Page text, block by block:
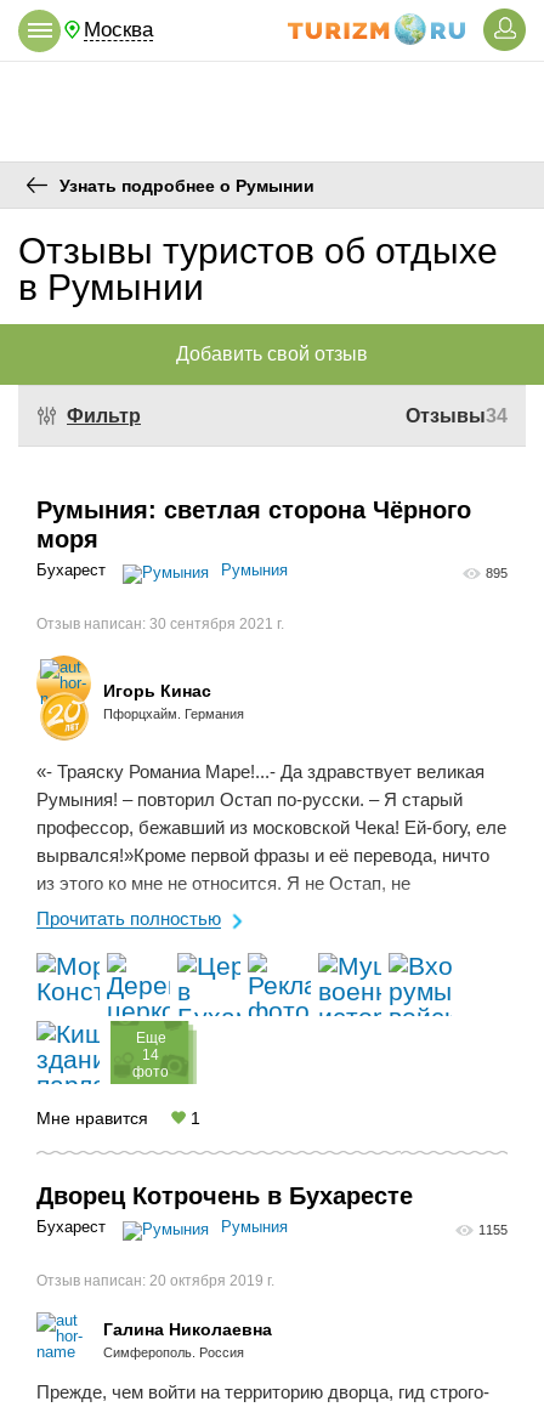
Москва
Узнать подробнее о Румынии
Отзывы туристов об отдыхе
в Румынии
Добавить свой отзыв
Фильтр Отзывы34
Румыния: светлая сторона Чёрного
моря
Бухарест Румыния 895
Отзыв написан: 30 сентября 2021 г.
Игорь Кинас
Пфорцхайм. Германия
«- Траяску Романиа Маре!...- Да здравствует великая
Румыния! – повторил Остап по-русски. – Я старый
профессор, бежавший из московской Чека! Ей-богу, еле
вырвался!»Кроме первой фразы и её перевода, ничто
из этого ко мне не относится. Я не Остап, не
профессор, и не бежал от Чека. Даже в отпуск я не ...
Прочитать полностью
Eще
14
фото
Мне нравится 1
Дворец Котрочень в Бухаресте
Бухарест Румыния 1155
Отзыв написан: 20 октября 2019 г.
Галина Николаевна
Симферополь. Россия
Прежде, чем войти на территорию дворца, гид строго-